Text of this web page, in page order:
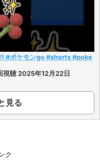
#ポケモンgo #shorts #poke
視聴 2025年12月22日
見る
ク